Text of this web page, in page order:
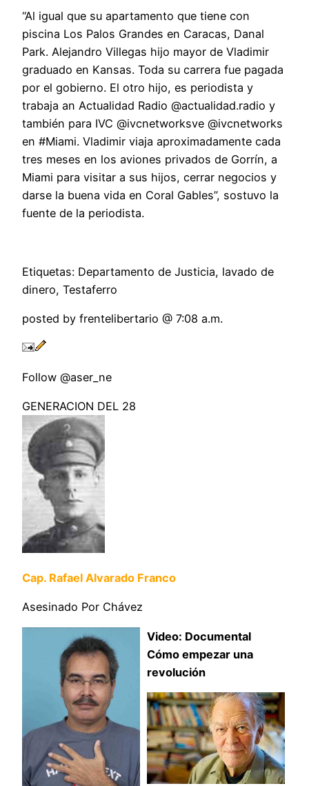
“Al igual que su apartamento que tiene con
piscina Los Palos Grandes en Caracas, Danal
Park. Alejandro Villegas hijo mayor de Vladimir
graduado en Kansas. Toda su carrera fue pagada
por el gobierno. El otro hijo, es periodista y
trabaja an Actualidad Radio @actualidad.radio y
también para IVC @ivcnetworksve @ivcnetworks
en #Miami. Vladimir viaja aproximadamente cada
tres meses en los aviones privados de Gorrín, a
Miami para visitar a sus hijos, cerrar negocios y
darse la buena vida en Coral Gables”, sostuvo la
fuente de la periodista.
Etiquetas: Departamento de Justicia, lavado de
dinero, Testaferro
posted by frentelibertario @ 7:08 a.m.
Follow @aser_ne
GENERACION DEL 28
Cap. Rafael Alvarado Franco
Asesinado Por Chávez
Video: Documental
Cómo empezar una
revolución